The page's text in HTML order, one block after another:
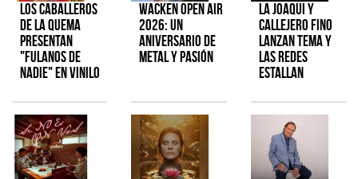
Los Caballeros
de la Quema
presentan
"Fulanos de
Nadie" en vinilo
Wacken Open Air
2026: Un
aniversario de
metal y pasión
La Joaqui y
Callejero Fino
lanzan tema y
las redes
estallan